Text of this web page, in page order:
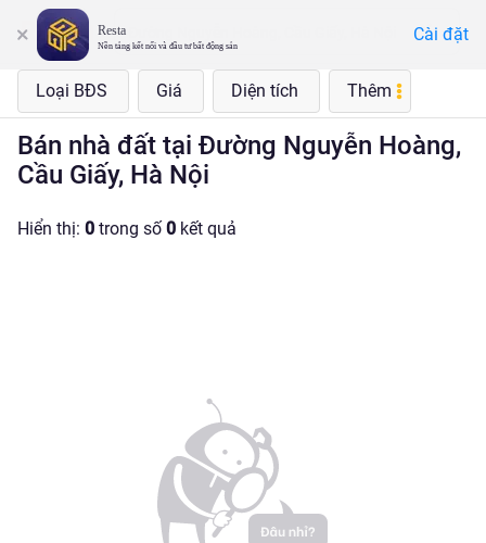
Resta
Nền tảng kết nối và đầu tư bất động sản
Cài đặt
Loại BĐS Giá Diện tích Thêm
Bán nhà đất tại Đường Nguyễn Hoàng,
Cầu Giấy, Hà Nội
Hiển thị: 0 trong số0 kết quả